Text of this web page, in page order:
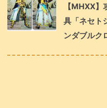
【MHXX
具「ネセト
ンダブルク